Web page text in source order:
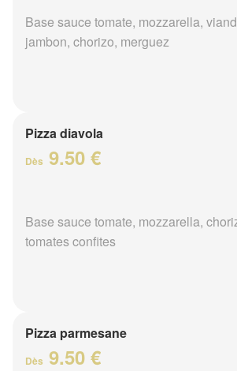
Base sauce tomate, mozzarella,
jambon, chorizo, merguez
Pizza diavola
Dès 9.50 €
Base sauce tomate, mozzarella,
tomates confites
Pizza parmesane
Dès 9.50 €